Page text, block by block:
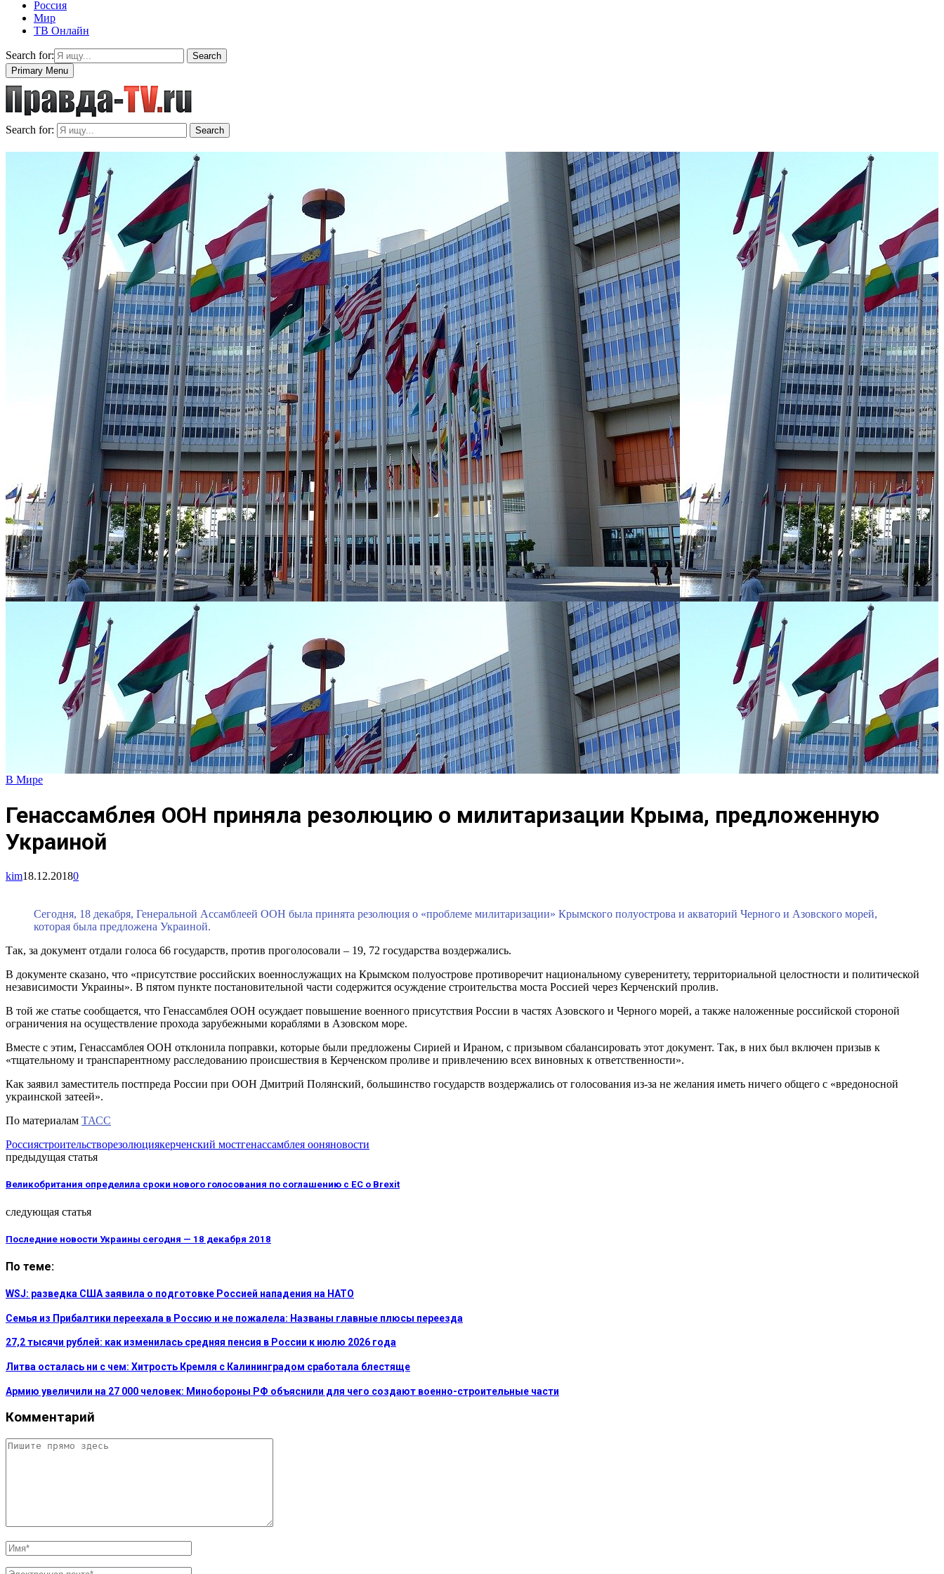
Россия
Мир
ТВ Онлайн
Search for:
Search
Primary Menu
Search for: Search
В Мире
Генассамблея ООН приняла резолюцию о милитаризации Крыма, предложенную
Украиной
kim18.12.20180
Сегодня, 18 декабря, Генеральной Ассамблеей ООН была принята резолюция о «проблеме милитаризации» Крымского полуострова и акваторий Черного и Азовского морей,
которая была предложена Украиной.
Так, за документ отдали голоса 66 государств, против проголосовали – 19, 72 государства воздержались.
В документе сказано, что «присутствие российских военнослужащих на Крымском полуострове противоречит национальному суверенитету, территориальной целостности и политической
независимости Украины». В пятом пункте постановительной части содержится осуждение строительства моста Россией через Керченский пролив.
В той же статье сообщается, что Генассамблея ООН осуждает повышение военного присутствия России в частях Азовского и Черного морей, а также наложенные российской стороной
ограничения на осуществление прохода зарубежными кораблями в Азовском море.
Вместе с этим, Генассамблея ООН отклонила поправки, которые были предложены Сирией и Ираном, с призывом сбалансировать этот документ. Так, в них был включен призыв к
«тщательному и транспарентному расследованию происшествия в Керченском проливе и привлечению всех виновных к ответственности».
Как заявил заместитель постпреда России при ООН Дмитрий Полянский, большинство государств воздержались от голосования из-за не желания иметь ничего общего с «вредоносной
украинской затеей».
По материалам ТАСС
Россиястроительстворезолюциякерченский мостгенассамблея ооняновости
предыдущая статья
Великобритания определила сроки нового голосования по соглашению с ЕС о Brexit
следующая статья
Последние новости Украины сегодня — 18 декабря 2018
По теме:
WSJ: разведка США заявила о подготовке Россией нападения на НАТО
Семья из Прибалтики переехала в Россию и не пожалела: Названы главные плюсы переезда
27,2 тысячи рублей: как изменилась средняя пенсия в России к июлю 2026 года
Литва осталась ни с чем: Хитрость Кремля с Калининградом сработала блестяще
Армию увеличили на 27 000 человек: Минобороны РФ объяснили для чего создают военно-строительные части
Комментарий